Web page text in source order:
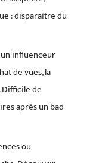
: disparaître du
un influenceur
de vues, la
de
après un bad
ou